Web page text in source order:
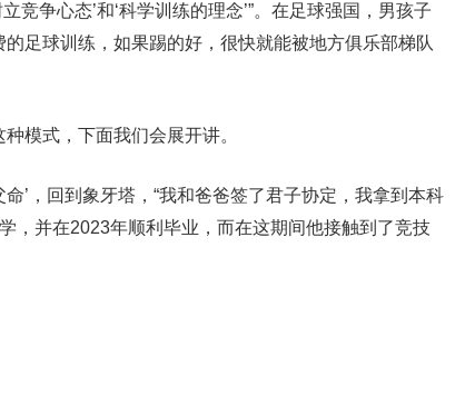
竞争心态’和‘科学训练的理念’”。在足球强国，男孩子
足球训练，如果踢的好，很快就能被地方俱乐部梯队
模式，下面我们会展开讲。
’，回到象牙塔，“我和爸爸签了君子协定，我拿到本科
，并在2023年顺利毕业，而在这期间他接触到了竞技